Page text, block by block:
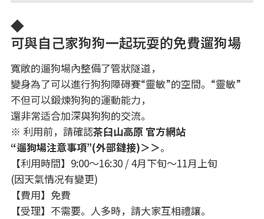
◆
可與自己家狗狗一起玩耍的免費遛狗場
寬敞的遛狗場內整備了管狀隧道，
變身為了可以進行狗狗障碍賽“靈敏”的空間。“靈敏”
不但可以鍛煉狗狗的運動能力，
還非常适合加深與狗狗的交流。
※ 利用前，請確認茶臼山高原 官方網站
“遛狗場注意事項”(外部鏈接)＞＞。
【利用時間】9:00～16:30 / 4月下旬～11月上旬
(因天氣情况有變更)
【費用】免費
【受理】不需要。人多時，請大家互相禮讓。